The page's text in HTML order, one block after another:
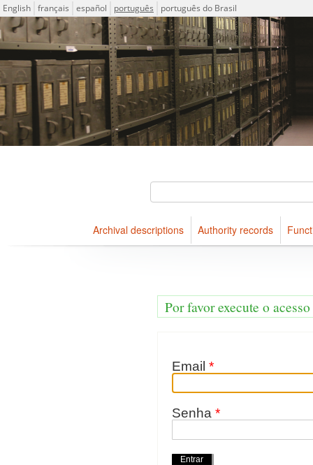
Idioma
English français español português português do Brasil
Descriptions for archival holdings maintained at Arquivo
ICA-AtoM Project
Archival descriptions Authority records
Por favor execute o
Email *
Senha *